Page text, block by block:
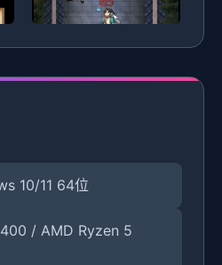
10/11 64位
/ AMD Ryzen 5